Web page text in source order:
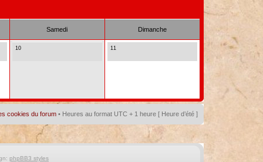
Samedi Dimanche
10 11
cookies du forum • Heures au format UTC + 1 heure [ Heure d’été ]
phpBB3 styles